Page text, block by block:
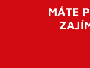
otevření tohoto
přihlásit.
MÁTE